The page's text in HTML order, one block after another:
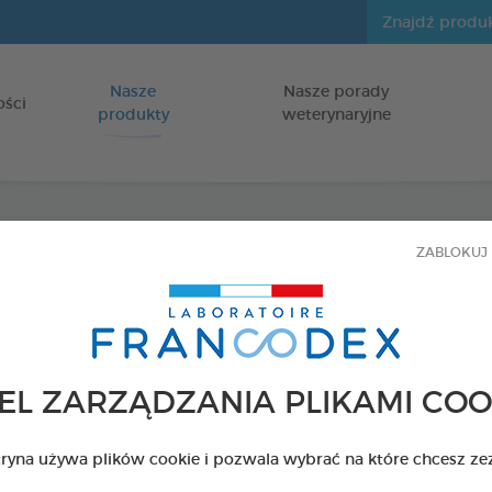
ZARZĄDZANIA PLIKAMI
używa plików cookie i pozwala wybrać na które chcesz
ZABLOKUJ
Idź do zawartości
Nasze
produkty
Nasze porady
weterynaryjne
dla psów i
Butelka 250 ml